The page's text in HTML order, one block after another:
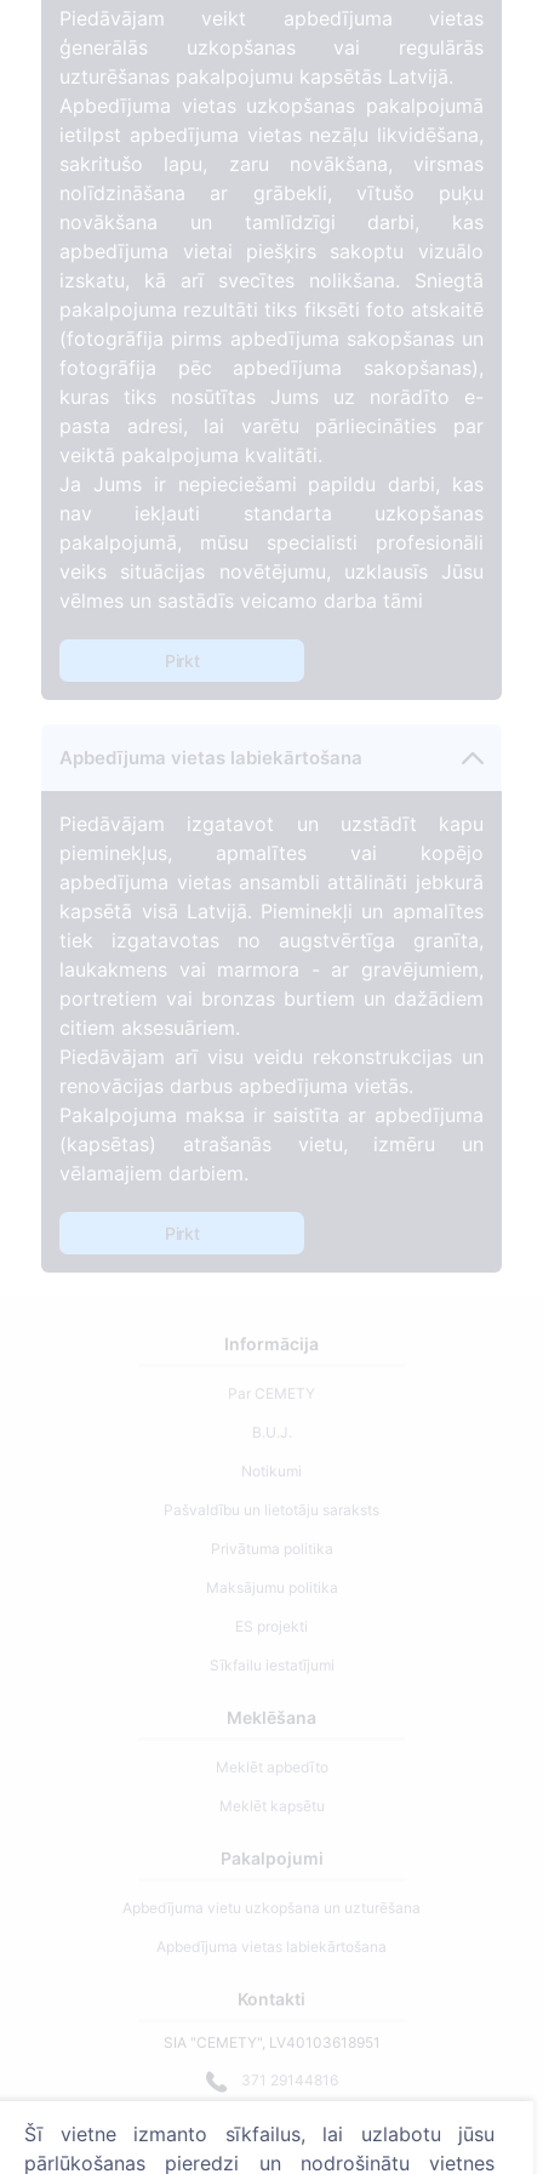
Piedāvājam veikt apbedījuma vietas
ģenerālās uzkopšanas vai regulārās
uzturēšanas pakalpojumu kapsētās Latvijā.
Apbedījuma vietas uzkopšanas pakalpojumā
ietilpst apbedījuma vietas nezāļu likvidēšana,
sakritušo lapu, zaru novākšana, virsmas
nolīdzināšana ar grābekli, vītušo puķu
novākšana un tamlīdzīgi darbi, kas
apbedījuma vietai piešķirs sakoptu vizuālo
izskatu, kā arī svecītes nolikšana. Sniegtā
pakalpojuma rezultāti tiks fiksēti foto atskaitē
(fotogrāfija pirms apbedījuma sakopšanas un
fotogrāfija pēc apbedījuma sakopšanas),
kuras tiks nosūtītas Jums uz norādīto e-
pasta adresi, lai varētu pārliecināties par
veiktā pakalpojuma kvalitāti.
Ja Jums ir nepieciešami papildu darbi, kas
nav iekļauti standarta uzkopšanas
pakalpojumā, mūsu specialisti profesionāli
veiks situācijas novētējumu, uzklausīs Jūsu
vēlmes un sastādīs veicamo darba tāmi
Pirkt
Apbedījuma vietas labiekārtošana
Piedāvājam izgatavot un uzstādīt kapu
pieminekļus, apmalītes vai kopējo
apbedījuma vietas ansambli attālināti jebkurā
kapsētā visā Latvijā. Pieminekļi un apmalītes
tiek izgatavotas no augstvērtīga granīta,
laukakmens vai marmora - ar gravējumiem,
portretiem vai bronzas burtiem un dažādiem
citiem aksesuāriem.
Piedāvājam arī visu veidu rekonstrukcijas un
renovācijas darbus apbedījuma vietās.
Pakalpojuma maksa ir saistīta ar apbedījuma
(kapsētas) atrašanās vietu, izmēru un
vēlamajiem darbiem.
Pirkt
Informācija
Par CEMETY
B.U.J.
Notikumi
Pašvaldību un lietotāju saraksts
Privātuma politika
Maksājumu politika
ES projekti
Sīkfailu iestatījumi
Meklēšana
Meklēt apbedīto
Meklēt kapsētu
Pakalpojumi
Apbedījuma vietu uzkopšana un uzturēšana
Apbedījuma vietas labiekārtošana
Kontakti
SIA "CEMETY", LV40103618951
371 29144816
Strādājam visā Latvijā!
Šī vietne izmanto sīkfailus, lai uzlabotu jūsu
pārlūkošanas pieredzi un nodrošinātu vietnes